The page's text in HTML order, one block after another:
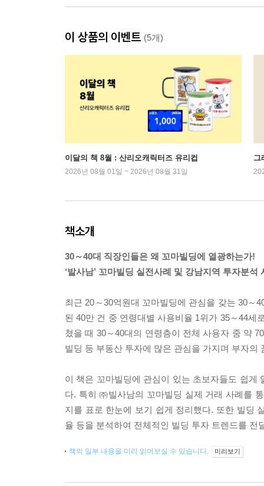
이 상품의 이벤트 (5개)
이달의 책 8월 : 산리오캐릭터즈 유리컵
2026년 08월 01일 ~ 2026년 08월 31일
그
책소개
30～40대 직장인들은 왜 꼬마빌딩에 열광하는가!
‘발사남’ 꼬마빌딩 실전사례 및 강남지역 투자분석
최근 20～30억원대 꼬마빌딩에 관심을 갖는 30～
된 40만 건 중 연령대별 사용비율 1위가 35～44세
쳤을 때 30～40대의 연령층이 전체 사용자 중 약
빌딩 등 부동산 투자에 많은 관심을 가지며 부자의
이 책은 꼬마빌딩에 관심이 있는 초보자들도 쉽
다. 특히 ㈜빌사남의 꼬마빌딩 실제 거래 사례를
지를 표로 한눈에 보기 쉽게 정리했다. 또한 빌딩
율 등을 분석하여 전체적인 빌딩 투자 트렌드를 전
책의 일부 내용을 미리 읽어보실 수 있습니다. 미리보기